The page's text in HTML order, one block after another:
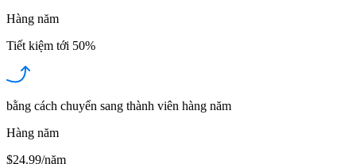
Hàng năm
Tiết kiệm tới 50%
bằng cách chuyển sang thành viên hàng năm
Hàng năm
$24.99/năm